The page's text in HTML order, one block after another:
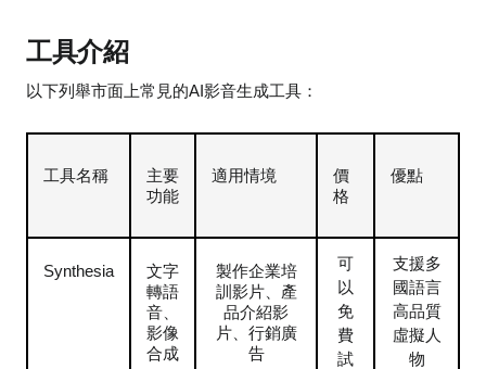
工具介紹
以下列舉市面上常見的AI影音生成工具：
工具名稱
主要
功能
適用情境
價
格
優點
Synthesia
文字
轉語
音、
影像
合成
製作企業培
訓影片、產
品介紹影
片、行銷廣
告
可
以
免
費
試
支援多
國語言
高品質
虛擬人
物